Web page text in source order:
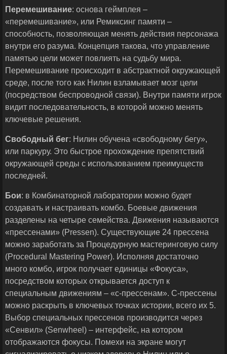
Перемешивание: основа геймплея –
«перемешивание», или Ремиксинг памяти –
способность, позволяющая менять действия персонажа
внутри его разума. Концепция такова, что управление
памятью цели может повлиять на судьбу мира.
Перемешивание происходит в абстрактной окружающей
среде, после того как Нилин взламывает мозг цели
(посредством беспроводной связи). Внутри памяти игрок
видит последовательность, в которой можно менять
ключевые решения.
Свободный бег: Нилин обучена «свободному бегу»,
или паркуру. Это быстрое прохождение препятствий
окружающей среды с использованием преимуществ
последней.
Бои: в Комбинаторной лаборатории можно будет
создавать и настраивать комбо. Боевые движения
разделены на четыре семейства. Движения называются
«прессенами» (Pressen). Существующие 24 прессена
можно заработать за Процедурную мастеринговую силу
(Procedural Mastering Power). Исполняя достаточно
много комбо, игрок получает единицы «Фокуса»,
посредством которых открывается доступ к
специальным движениям – «с-прессенам». С-прессены
можно раскрыть в ключевых точках истории, всего их 5.
Выбор специальных прессенов производится через
«Сенвил» (Senwheel) – интерфейс, на котором
отображаются фокусы. Помехи на экране могут